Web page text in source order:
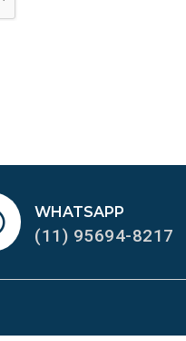
WHATSAPP
(11) 95694-8217